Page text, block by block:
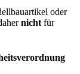
oder
nicht für